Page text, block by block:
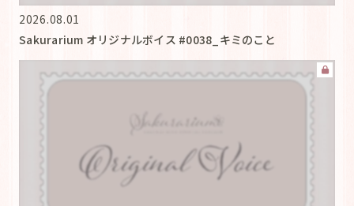
2026.08.01
Sakurarium オリジナルボイス #0038_キミのこと